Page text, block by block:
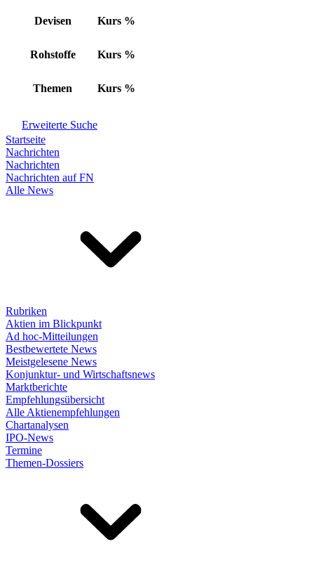
Devisen Kurs %
Rohstoffe Kurs %
Themen Kurs %
Erweiterte Suche
Startseite
Nachrichten
Nachrichten
Nachrichten auf FN
Alle News
Rubriken
Aktien im Blickpunkt
Ad hoc-Mitteilungen
Bestbewertete News
Meistgelesene News
Konjunktur- und Wirtschaftsnews
Marktberichte
Empfehlungsübersicht
Alle Aktienempfehlungen
Chartanalysen
IPO-News
Termine
Themen-Dossiers